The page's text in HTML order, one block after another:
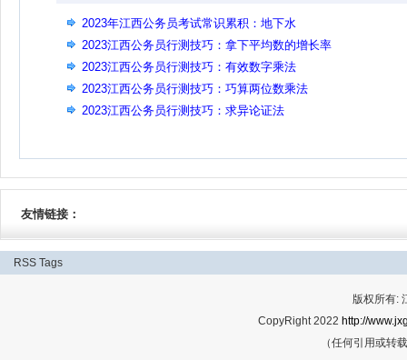
2023年江西公务员考试常识累积：地下水
2023江西公务员行测技巧：拿下平均数的增长率
2023江西公务员行测技巧：有效数字乘法
2023江西公务员行测技巧：巧算两位数乘法
2023江西公务员行测技巧：求异论证法
友情链接：
RSS Tags
版权所有:
CopyRight 2022 http://
（任何引用或转